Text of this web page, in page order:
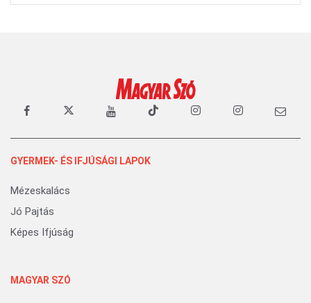
GYERMEK- ÉS IFJÚSÁGI LAPOK
Mézeskalács
Jó Pajtás
Képes Ifjúság
MAGYAR SZÓ